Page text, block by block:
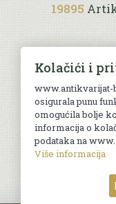
19895
© Sva
Kolačići i
osigurala punu
omogućila bolje
informacija o
podataka na
Više informacija